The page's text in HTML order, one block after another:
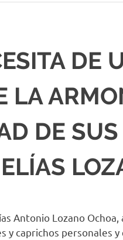
DE
LA
DE SUS
Antonio Lozano
caprichos personales